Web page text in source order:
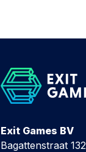
Exit Games BV
Bagattenstraat 132